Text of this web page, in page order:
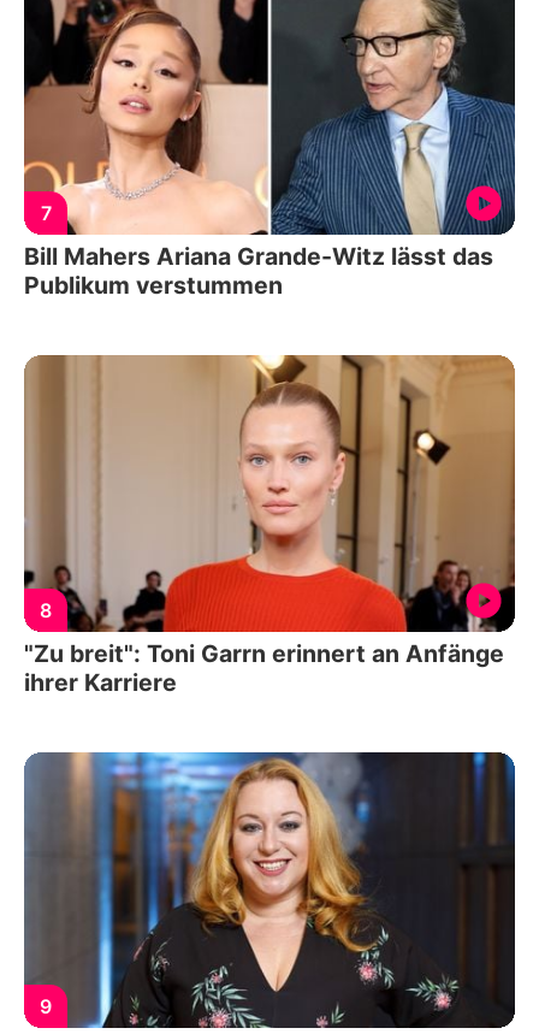
7
Bill Mahers Ariana Grande-Witz lässt das
Publikum verstummen
8
"Zu breit": Toni Garrn erinnert an Anfänge
ihrer Karriere
9